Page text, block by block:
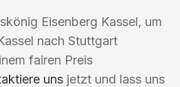
Eisenberg Kassel, um
nach Stuttgart
fairen Preis
uns jetzt und lass uns